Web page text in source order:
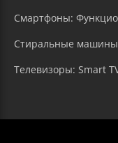
Смартфоны:
Стиральные
Телевизоры: Smart